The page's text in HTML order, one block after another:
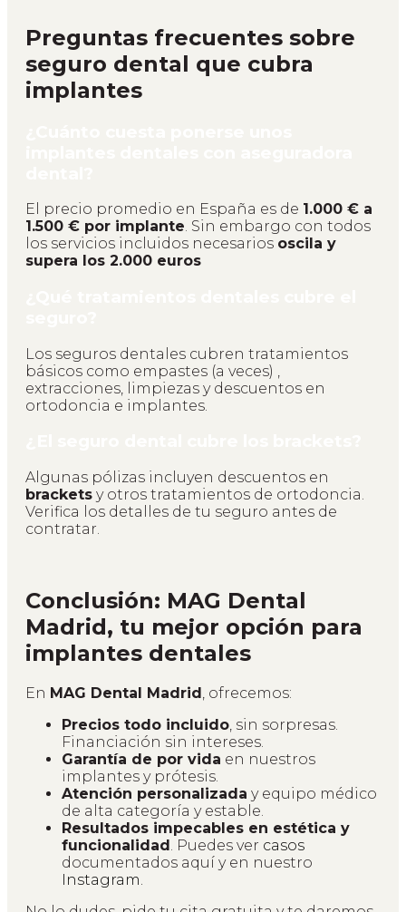
Preguntas frecuentes sobre
seguro dental que cubra
implantes
El precio promedio en España es de 1.000 € a
1.500 € por implante. Sin embargo con todos
los servicios incluidos necesarios oscila y
supera los 2.000 euros
Los seguros dentales cubren tratamientos
básicos como empastes (a veces) ,
extracciones, limpiezas y descuentos en
ortodoncia e implantes.
Algunas pólizas incluyen descuentos en
brackets y otros tratamientos de ortodoncia.
Verifica los detalles de tu seguro antes de
contratar.
Conclusión: MAG Dental
Madrid, tu mejor opción para
implantes dentales
En MAG Dental Madrid, ofrecemos:
Precios todo incluido, sin sorpresas.
Financiación sin intereses.
Garantía de por vida en nuestros
implantes y prótesis.
Atención personalizada y equipo médico
de alta categoría y estable.
Resultados impecables en estética y
funcionalidad. Puedes ver casos
documentados aquí y en nuestro
Instagram.